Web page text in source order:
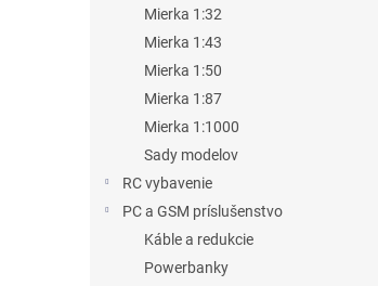
Mierka 1:32
Mierka 1:43
Mierka 1:50
Mierka 1:87
Mierka 1:1000
Sady modelov
RC vybavenie
PC a GSM príslušenstvo
Káble a redukcie
Powerbanky